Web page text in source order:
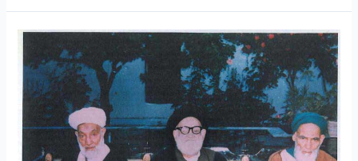
۱۱
–
سخنرانی
مرحوم
حضرت
آیه
الله